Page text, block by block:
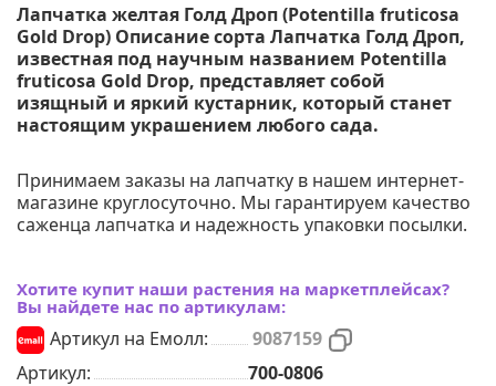
Лапчатка желтая Голд Дроп (Potentilla fruticosa
Gold Drop) Описание сорта Лапчатка Голд Дроп,
известная под научным названием Potentilla
fruticosa Gold Drop, представляет собой
изящный и яркий кустарник, который станет
настоящим украшением любого сада.
Принимаем заказы на лапчатку в нашем интернет-
магазине круглосуточно. Мы гарантируем качество
саженца лапчатка и надежность упаковки посылки.
Хотите купит наши растения на маркетплейсах?
Вы найдете нас по артикулам:
Артикул на Емолл:
9087159
Артикул:
700-0806